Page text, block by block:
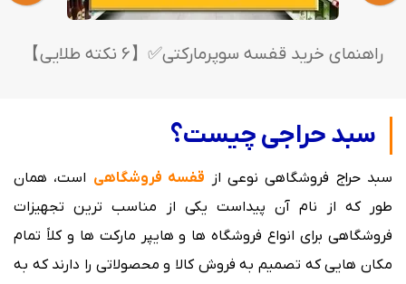
راهنمای خرید قفسه سوپرمارکتی✅【6 نکته طلایی】
سبد حراجی چیست؟
سبد حراج فروشگاهی نوعی از قفسه فروشگاهی است، همان
طور كه از نام آن پیداست یکی از مناسب ترین تجهیزات
فروشگاهی برای انواع فروشگاه ها و هایپر مارکت ها و كلاً تمام
مكان هایی كه تصمیم به فروش كالا و محصولاتی را دارند كه به